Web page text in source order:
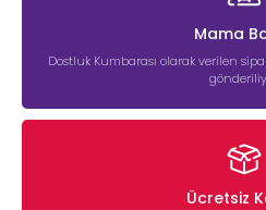
Mama
Dostluk Kumbarası olarak verilen
Ücretsiz